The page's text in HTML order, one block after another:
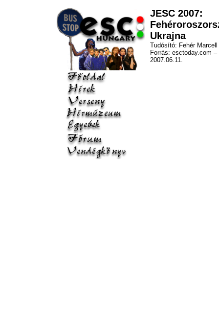
JESC 2007:
Ukrajna
Tudósító: Fehér Marcell
Forrás: esctoday.com
2007.06.11.